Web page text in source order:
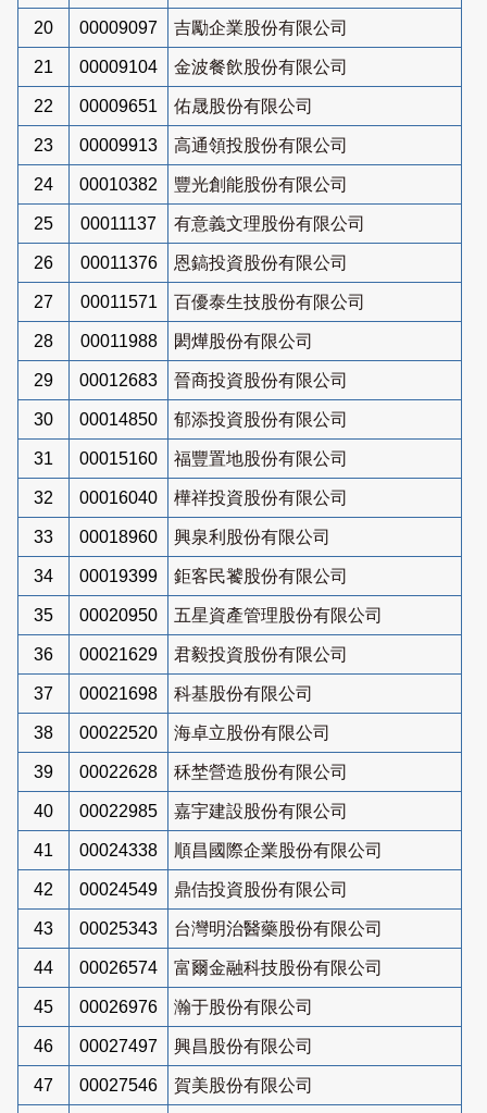
20 00009097 吉勵企業股份有限公司
21 00009104 金波餐飲股份有限公司
22 00009651 佑晟股份有限公司
23 00009913 高通領投股份有限公司
24 00010382 豐光創能股份有限公司
25 00011137 有意義文理股份有限公司
26 00011376 恩鎬投資股份有限公司
27 00011571 百優泰生技股份有限公司
28 00011988 閎燁股份有限公司
29 00012683 晉商投資股份有限公司
30 00014850 郁添投資股份有限公司
31 00015160 福豐置地股份有限公司
32 00016040 樺祥投資股份有限公司
33 00018960 興泉利股份有限公司
34 00019399 鉅客民饕股份有限公司
35 00020950 五星資產管理股份有限公司
36 00021629 君毅投資股份有限公司
37 00021698 科基股份有限公司
38 00022520 海卓立股份有限公司
39 00022628 秝埜營造股份有限公司
40 00022985 嘉宇建設股份有限公司
41 00024338 順昌國際企業股份有限公司
42 00024549 鼎佶投資股份有限公司
43 00025343 台灣明治醫藥股份有限公司
44 00026574 富爾金融科技股份有限公司
45 00026976 瀚于股份有限公司
46 00027497 興昌股份有限公司
47 00027546 賀美股份有限公司